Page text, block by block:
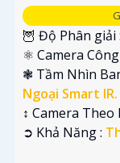
🦉 Độ Phân giải :
⚛️ Camera
❃ Tầm Nhìn
Ngoại Smart IR.
↕️ Camera Theo
️➲ Khả Năng :